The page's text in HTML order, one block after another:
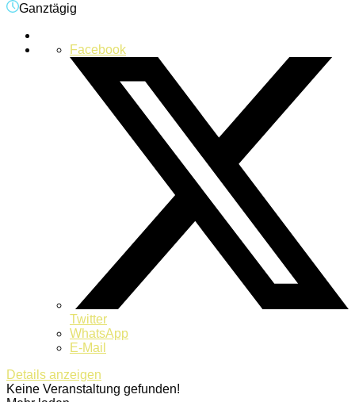
Ganztägig
Facebook
Twitter
WhatsApp
E-Mail
Details anzeigen
Keine Veranstaltung gefunden!